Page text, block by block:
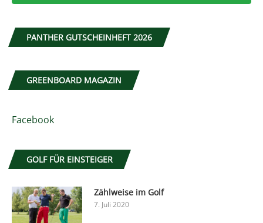
PANTHER GUTSCHEINHEFT 2026
GREENBOARD MAGAZIN
Facebook
GOLF FÜR EINSTEIGER
Zählweise im Golf
7. Juli 2020